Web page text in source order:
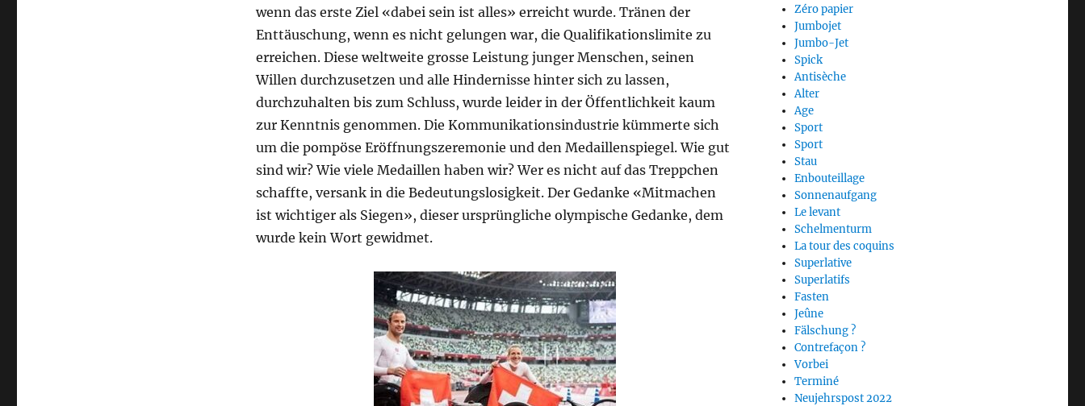
wenn das erste Ziel «dabei sein ist alles» erreicht wurde. Tränen der
Enttäuschung, wenn es nicht gelungen war, die Qualifikationslimite zu
erreichen. Diese weltweite grosse Leistung junger Menschen, seinen
Willen durchzusetzen und alle Hindernisse hinter sich zu lassen,
durchzuhalten bis zum Schluss, wurde leider in der Öffentlichkeit kaum
zur Kenntnis genommen. Die Kommunikationsindustrie kümmerte sich
um die pompöse Eröffnungszeremonie und den Medaillenspiegel. Wie gut
sind wir? Wie viele Medaillen haben wir? Wer es nicht auf das Treppchen
schaffte, versank in die Bedeutungslosigkeit. Der Gedanke «Mitmachen
ist wichtiger als Siegen», dieser ursprüngliche olympische Gedanke, dem
wurde kein Wort gewidmet.
Zéro papier
Jumbojet
Jumbo-Jet
Spick
Antisèche
Alter
Age
Sport
Sport
Stau
Enbouteillage
Sonnenaufgang
Le levant
Schelmenturm
La tour des coquins
Superlative
Superlatifs
Fasten
Jeûne
Fälschung ?
Contrefaçon ?
Vorbei
Terminé
Neujehrspost 2022